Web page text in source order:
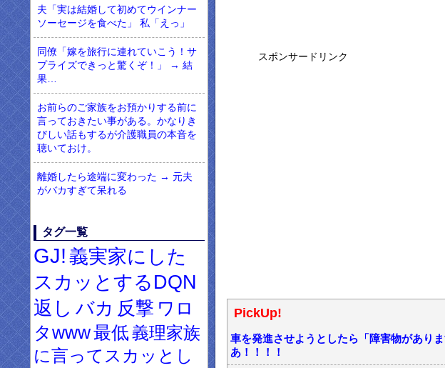
夫「実は結婚して初めてウインナー
ソーセージを食べた」 私「えっ」
同僚「嫁を旅行に連れていこう！サ
プライズできっと驚くぞ！」 → 結
果…
お前らのご家族をお預かりする前に
言っておきたい事がある。かなりき
びしい話もするが介護職員の本音を
聴いておけ。
離婚したら途端に変わった → 元夫
がバカすぎて呆れる
タグ一覧
GJ! 義実家にした
スカッとするDQN
返し バカ 反撃 ワロ
タwww最低 義理家族
に言ってスカッとし
スポンサードリンク
PickUp!
車を発進させようとしたら「障害物があり
あ！！！！